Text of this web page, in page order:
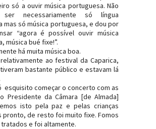
só a ouvir música portuguesa. Não
necessariamente só língua
mas só música portuguesa, e dou por
“agora é possível ouvir música
música bué fixe!”.
há muita música boa.
ao festival da Caparica,
bastante público e estavam lá
esquisito começar o concerto com as
Presidente da Câmara [de Almada]
isto pela paz e pelas crianças
pronto, de resto foi muito fixe. Fomos
e foi altamente.